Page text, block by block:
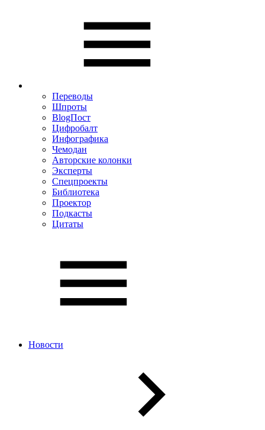
Переводы
Шпроты
BlogПост
Цифробалт
Инфографика
Чемодан
Авторские колонки
Эксперты
Спецпроекты
Библиотека
Проектор
Подкасты
Цитаты
Новости